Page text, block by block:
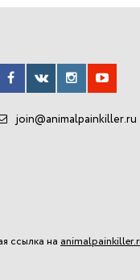
join@animalpainkiller.ru
ссылка на